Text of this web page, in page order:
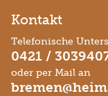
Kontakt
Telefonische
0421 /
oder per Mail an